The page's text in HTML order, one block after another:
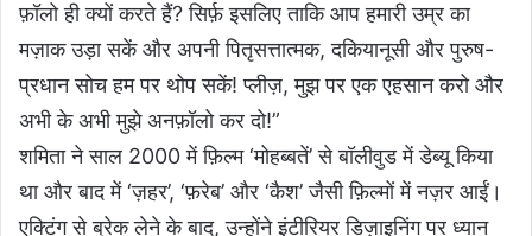
फ़ॉलो ही क्यों करते हैं? सिर्फ़ इसलिए ताकि आप हमारी उम्र का
मज़ाक उड़ा सकें और अपनी पितृसत्तात्मक, दकियानूसी और पुरुष-
प्रधान सोच हम पर थोप सकें! प्लीज़, मुझ पर एक एहसान करो और
अभी के अभी मुझे अनफ़ॉलो कर दो!”
शमिता ने साल 2000 में फ़िल्म ‘मोहब्बतें’ से बॉलीवुड में डेब्यू किया
था और बाद में ‘ज़हर’, ‘फ़रेब’ और ‘कैश’ जैसी फ़िल्मों में नज़र आईं।
एक्टिंग से ब्रेक लेने के बाद, उन्होंने इंटीरियर डिज़ाइनिंग पर ध्यान